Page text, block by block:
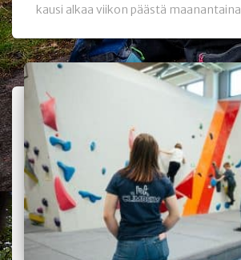
kausi alkaa viikon päästä maanantaina